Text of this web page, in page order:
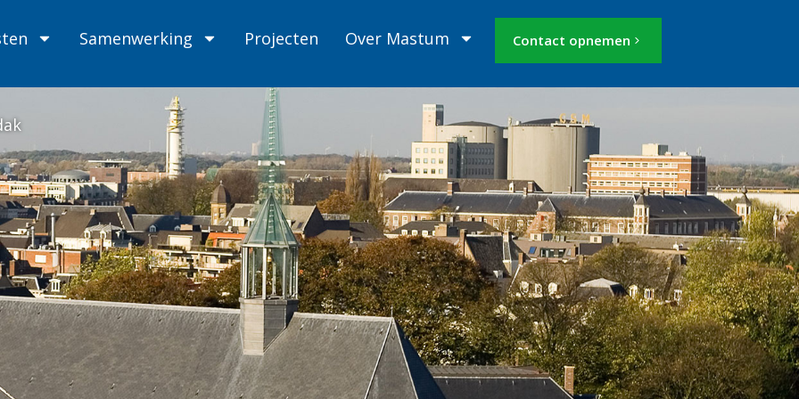
Samenwerking Projecten Over Mastum Contact opnemen